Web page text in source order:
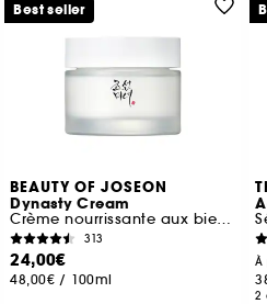
BEAUTY OF JOSEON
Dynasty Cream
Crème nourrissante aux bienfaits anti-âge
313
24,00€
48,00€ / 100ml
Best seller
À
2